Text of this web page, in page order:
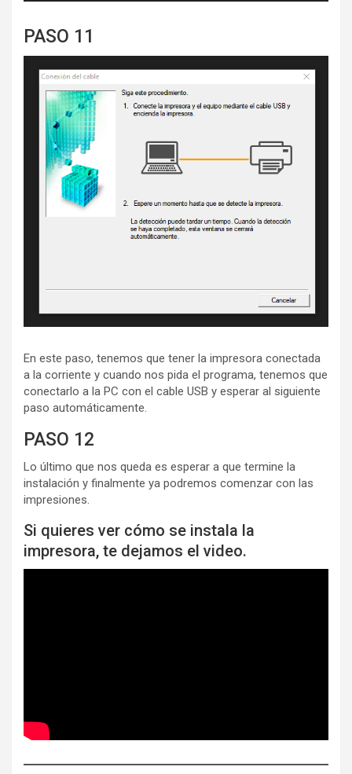
PASO 11
En este paso, tenemos que tener la impresora conectada
a la corriente y cuando nos pida el programa, tenemos que
conectarlo a la PC con el cable USB y esperar al siguiente
paso automáticamente.
PASO 12
Lo último que nos queda es esperar a que termine la
instalación y finalmente ya podremos comenzar con las
impresiones.
Si quieres ver cómo se instala la
impresora, te dejamos el video.